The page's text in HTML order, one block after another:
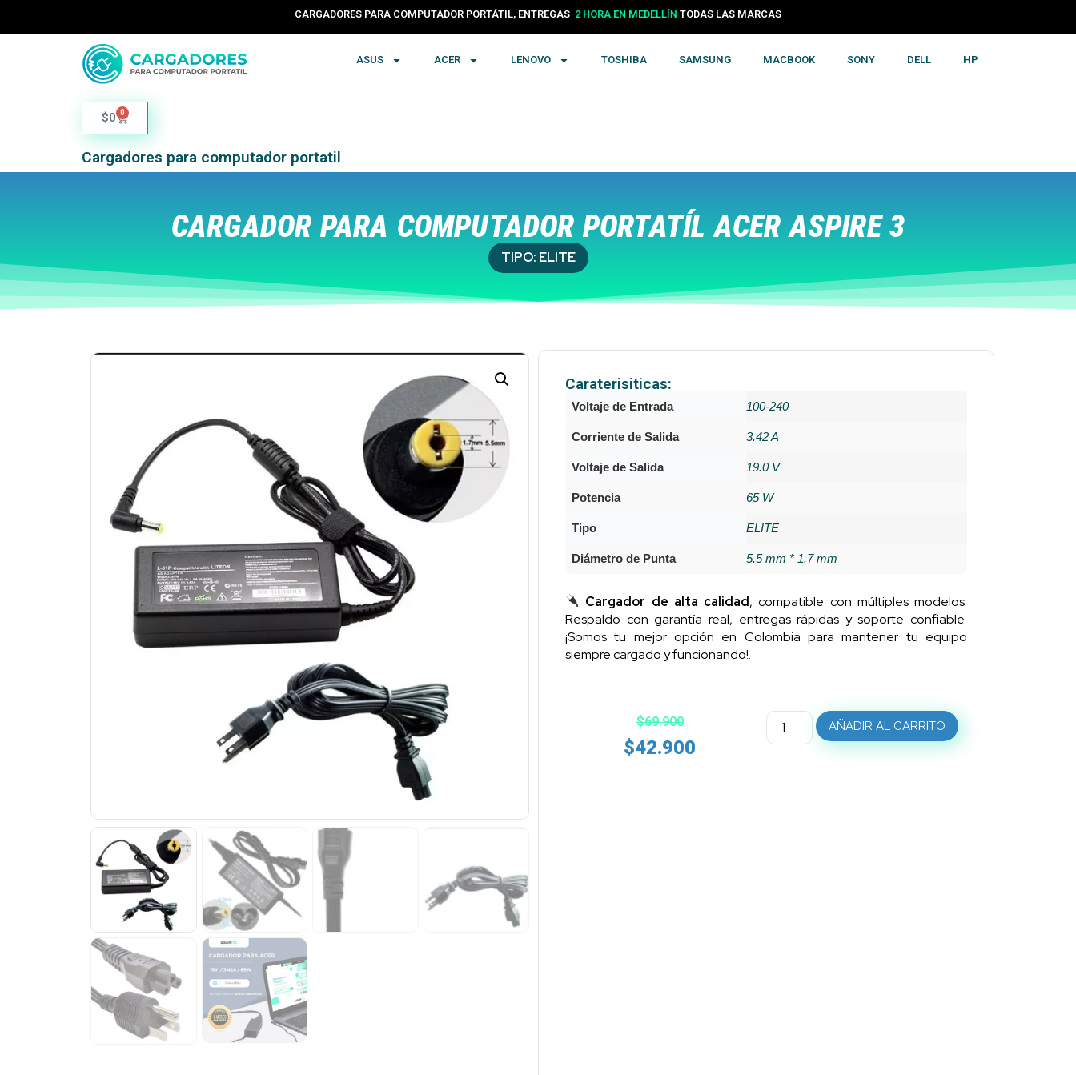
CARGADORES PARA COMPUTADOR PORTÁTIL, ENTREGAS 24 HORAS EN COLOMBIA TODAS LAS MARCAS
ASUS ACER LENOVO TOSHIBA SAMSUNG MACBOOK SONY DELL HP
$0 0
Cargadores para computador portatil
CARGADOR PARA COMPUTADOR PORTATÍL ACER ASPIRE 3
TIPO: ELITE
Caraterisiticas:
Voltaje de Entrada 100-240
Corriente de Salida 3.42 A
Voltaje de Salida 19.0 V
Potencia 65 W
Tipo ELITE
Diámetro de Punta 5.5 mm * 1.7 mm
Cargador de alta calidad, compatible con múltiples modelos.
Respaldo con garantía real, entregas rápidas y soporte confiable.
¡Somos tu mejor opción en Colombia para mantener tu equipo
siempre cargado y funcionando!.
$69.900
$42.900
AÑADIR AL CARRITO